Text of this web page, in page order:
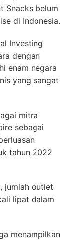
Snacks belum
di Indonesia.
Investing
dengan
enam negara
yang sangat
mitra
sebagai
tahun 2022
jumlah outlet
lipat dalam
menampilkan